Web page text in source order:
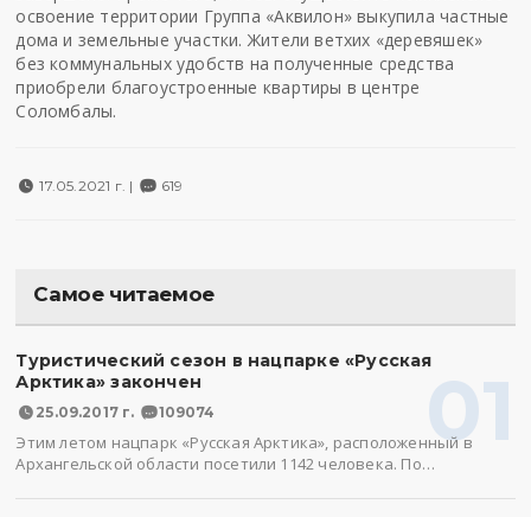
освоение территории Группа «Аквилон» выкупила частные
дома и земельные участки. Жители ветхих «деревяшек»
без коммунальных удобств на полученные средства
приобрели благоустроенные квартиры в центре
Соломбалы.
17.05.2021 г. | 619
Самое читаемое
01
Туристический сезон в нацпарке «Русская
Арктика» закончен
25.09.2017 г. 109074
Этим летом нацпарк «Русская Арктика», расположенный в
Архангельской области посетили 1142 человека. По…